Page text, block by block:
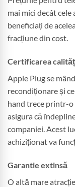
mai mici decât
beneficiați de
fracțiune din cost.
Certificarea
Apple Plug se
recondiționare și
hand trece printr-o
asigura că
companiei. Acest
achiziționat va
Garantie extinsă
O altă mare